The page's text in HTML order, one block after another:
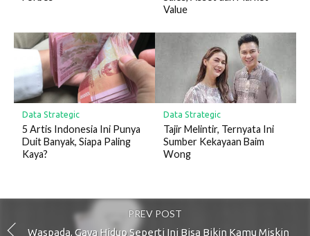
Value
Data Strategic
5 Artis Indonesia Ini Punya
Duit Banyak, Siapa Paling
Kaya?
Data Strategic
Tajir Melintir, Ternyata Ini
Sumber Kekayaan Baim
Wong
PREV POST
Waspada, Gaya Hidup Seperti Ini Bisa Bikin Kamu Miskin